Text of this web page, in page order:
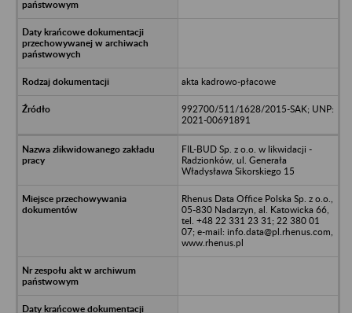
akta kadrowo-płacowe
992700/511/1628/2015-SAK; UNP:
2021-00691891
FIL-BUD Sp. z o.o. w likwidacji -
Radzionków, ul. Generała
Władysława Sikorskiego 15
Rhenus Data Office Polska Sp. z o.o.,
05-830 Nadarzyn, al. Katowicka 66,
tel. +48 22 331 23 31; 22 380 01
07; e-mail: info.data@pl.rhenus.com,
www.rhenus.pl